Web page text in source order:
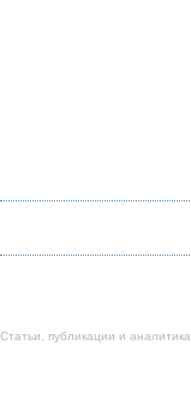
Cтатьи
публикации и аналитика